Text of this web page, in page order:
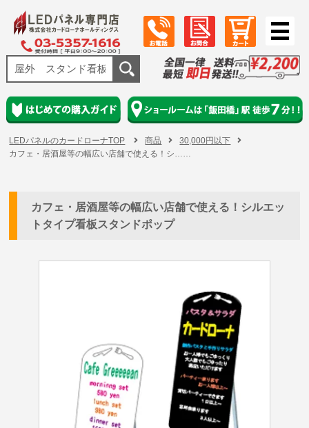
LEDパネルのカードローナTOP 商品
30,000円以下
カフェ・居酒屋等の幅広い店舗で使える！シ……
カフェ・居酒屋等の幅広い店舗で使える！シルエッ
トタイプ看板スタンドポップ